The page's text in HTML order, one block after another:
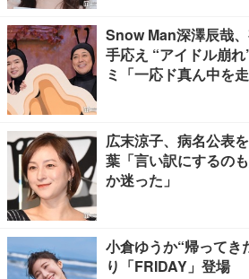
Snow Man深澤辰哉
手応え “アイドル崩
ミ「一応ド真ん中を
広末涼子、病名公表
葉「言い訳にするの
か迷った」
小倉ゆうか“帰ってき
り「FRIDAY」登場